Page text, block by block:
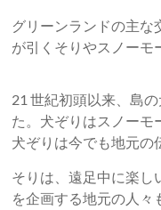
グリーンランドの主な
が引くそりやスノーモ
21 世紀初頭以来、島
た。犬ぞりはスノーモ
犬ぞりは今でも地元の
そりは、遠足中に楽し
を企画する地元の人々